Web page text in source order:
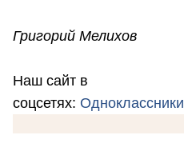
Григорий Мелихов
Наш сайт в
соцсетях: Одноклассники